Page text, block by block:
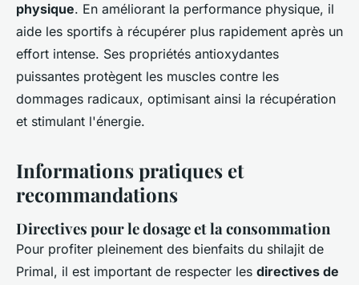
physique. En améliorant la performance physique, il
aide les sportifs à récupérer plus rapidement après un
effort intense. Ses propriétés antioxydantes
puissantes protègent les muscles contre les
dommages radicaux, optimisant ainsi la récupération
et stimulant l'énergie.
Informations pratiques et
recommandations
Directives pour le dosage et la consommation
Pour profiter pleinement des bienfaits du shilajit de
Primal, il est important de respecter les directives de